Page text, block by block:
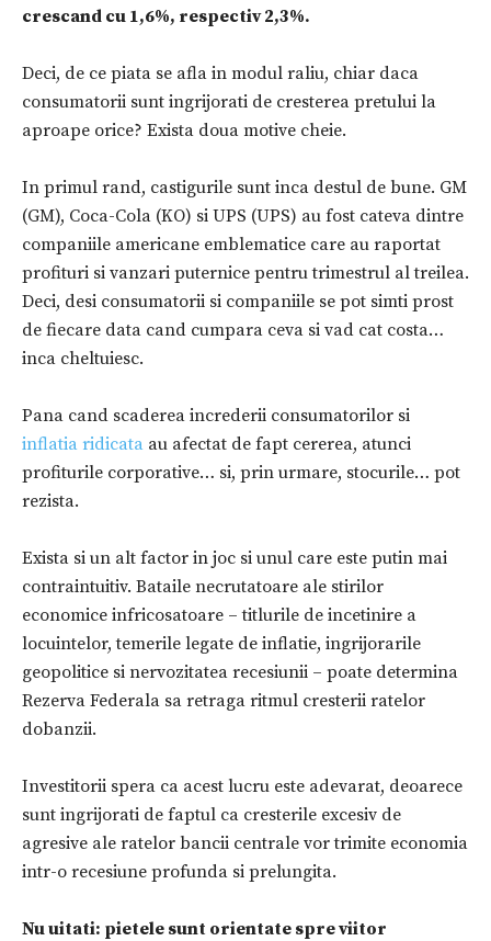
crescand cu 1,6%, respectiv 2,3%.
Deci, de ce piata se afla in modul raliu, chiar daca
consumatorii sunt ingrijorati de cresterea pretului la
aproape orice? Exista doua motive cheie.
In primul rand, castigurile sunt inca destul de bune. GM
(GM), Coca-Cola (KO) si UPS (UPS) au fost cateva dintre
companiile americane emblematice care au raportat
profituri si vanzari puternice pentru trimestrul al treilea.
Deci, desi consumatorii si companiile se pot simti prost
de fiecare data cand cumpara ceva si vad cat costa…
inca cheltuiesc.
Pana cand scaderea increderii consumatorilor si
inflatia ridicata au afectat de fapt cererea, atunci
profiturile corporative… si, prin urmare, stocurile… pot
rezista.
Exista si un alt factor in joc si unul care este putin mai
contraintuitiv. Bataile necrutatoare ale stirilor
economice infricosatoare – titlurile de incetinire a
locuintelor, temerile legate de inflatie, ingrijorarile
geopolitice si nervozitatea recesiunii – poate determina
Rezerva Federala sa retraga ritmul cresterii ratelor
dobanzii.
Investitorii spera ca acest lucru este adevarat, deoarece
sunt ingrijorati de faptul ca cresterile excesiv de
agresive ale ratelor bancii centrale vor trimite economia
intr-o recesiune profunda si prelungita.
Nu uitati: pietele sunt orientate spre viitor